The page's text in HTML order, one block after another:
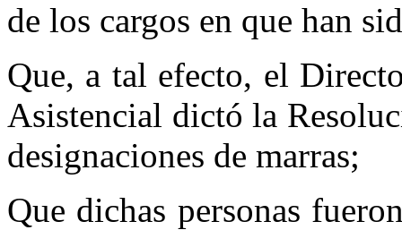
de los cargos en que han
Que, a tal efecto, el
Asistencial dictó la
designaciones de marras;
Que dichas personas